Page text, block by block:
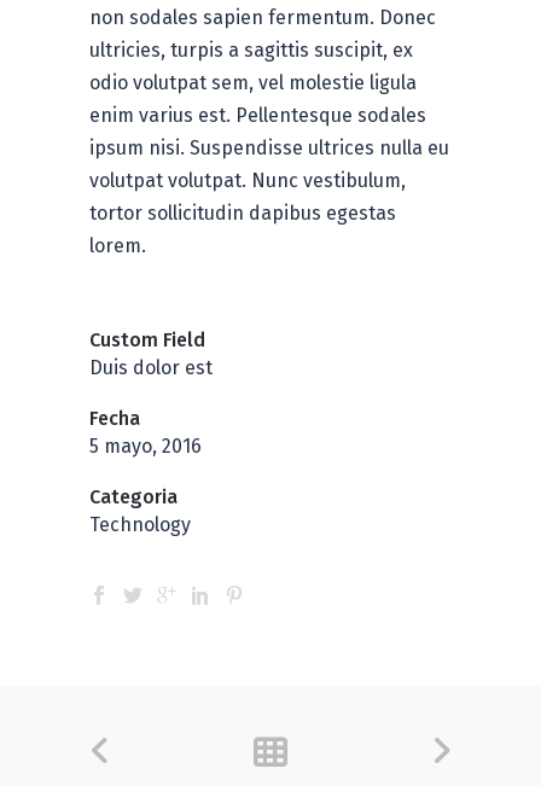
non sodales sapien fermentum. Donec
ultricies, turpis a sagittis suscipit, ex
odio volutpat sem, vel molestie ligula
enim varius est. Pellentesque sodales
ipsum nisi. Suspendisse ultrices nulla eu
volutpat volutpat. Nunc vestibulum,
tortor sollicitudin dapibus egestas
lorem.
Custom Field
Duis dolor est
Fecha
5 mayo, 2016
Categoria
Technology